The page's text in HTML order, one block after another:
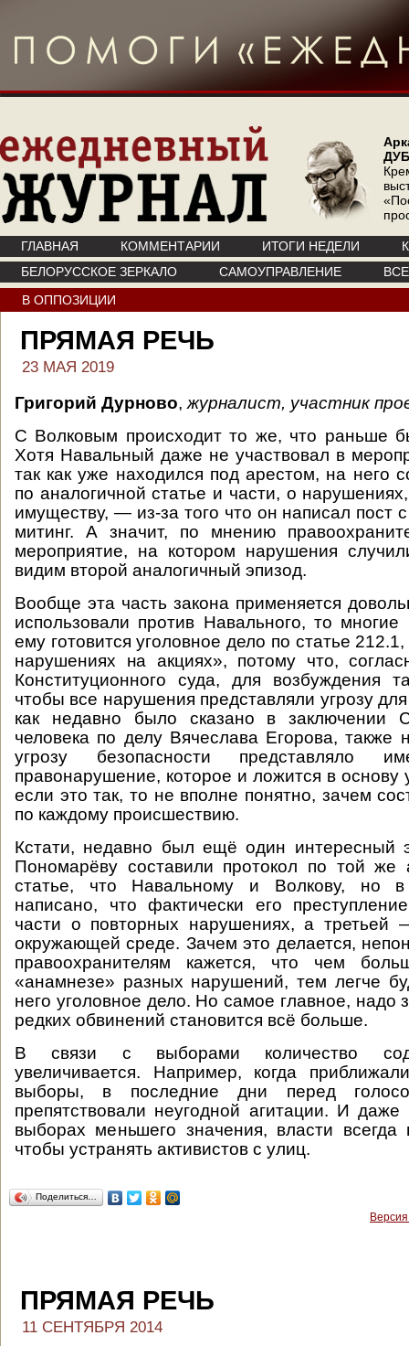
ГЛАВНАЯ КОММЕНТАРИИ ИТОГИ НЕДЕЛИ
БЕЛОРУССКОЕ ЗЕРКАЛО
САМОУПРАВЛЕНИЕ
В ОППОЗИЦИИ
ПРЯМАЯ РЕЧЬ
23 МАЯ 2019
Григорий Дурново, журналист, участник
С Волковым происходит то же, что раньше
Хотя Навальный даже не участвовал в
так как уже находился под арестом, на него
по аналогичной статье и части, о
имуществу, — из-за того что он написал пост
митинг. А значит, по мнению
мероприятие, на котором нарушения
видим второй аналогичный эпизод.
Вообще эта часть закона применяется
использовали против Навального, то многие
ему готовится уголовное дело по статье
нарушениях на акциях», потому что,
Конституционного суда, для возбуждения
чтобы все нарушения представляли угрозу
как недавно было сказано в заключении
человека по делу Вячеслава Егорова, также
угрозу безопасности представляло
правонарушение, которое и ложится в основу
если это так, то не вполне понятно, зачем
по каждому происшествию.
Кстати, недавно был ещё один интересный
Пономарёву составили протокол по той же
статье, что Навальному и Волкову, но
написано, что фактически его
части о повторных нарушениях, а третьей
окружающей среде. Зачем это делается,
правоохранителям кажется, что чем
«анамнезе» разных нарушений, тем легче
него уголовное дело. Но самое главное, надо
редких обвинений становится всё больше.
В связи с выборами количество
увеличивается. Например, когда
выборы, в последние дни перед
препятствовали неугодной агитации. И
выборах меньшего значения, власти всегда
чтобы устранять активистов с улиц.
Поделиться…
ПРЯМАЯ РЕЧЬ
11 СЕНТЯБРЯ 2014